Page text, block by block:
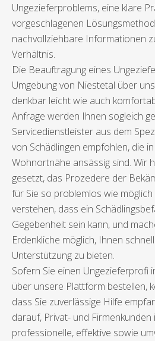
Ungezieferproblems, eine klare
vorgeschlagenen
nachvollziehbare Informationen
Verhältnis.
Die Beauftragung eines
Umgebung von Niestetal über
denkbar leicht wie auch
Anfrage werden Ihnen sogleich
Servicedienstleister aus dem
von Schädlingen empfohlen, die
Wohnortnähe ansässig sind. Wir
gesetzt, das Prozedere der
für Sie so problemlos wie
verstehen, dass ein
Gegebenheit sein kann, und
Erdenkliche möglich, Ihnen
Unterstützung zu bieten.
Sofern Sie einen Ungezieferprofi
über unsere Plattform bestellen,
dass Sie zuverlässige Hilfe
darauf, Privat- und
professionelle, effektive sowie